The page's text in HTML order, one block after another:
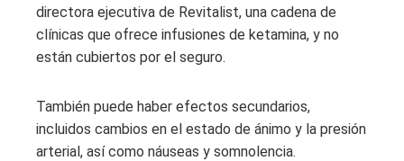
directora ejecutiva de Revitalist, una cadena de
clínicas que ofrece infusiones de ketamina, y no
están cubiertos por el seguro.
También puede haber efectos secundarios,
incluidos cambios en el estado de ánimo y la presión
arterial, así como náuseas y somnolencia.